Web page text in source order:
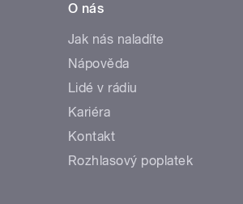
O nás
Jak nás naladíte
Nápověda
Lidé v rádiu
Kariéra
Kontakt
Rozhlasový poplatek